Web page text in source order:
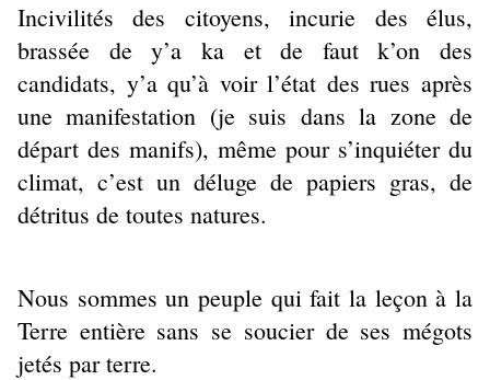
Incivilités des citoyens, incurie des élus,
brassée de y’a ka et de faut k’on des
candidats, y’a qu’à voir l’état des rues après
une manifestation (je suis dans la zone de
départ des manifs), même pour s’inquiéter du
climat, c’est un déluge de papiers gras, de
détritus de toutes natures.
Nous sommes un peuple qui fait la leçon à la
Terre entière sans se soucier de ses mégots
jetés par terre.